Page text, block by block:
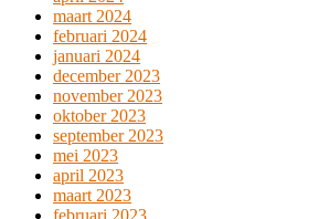
maart 2024
februari 2024
januari 2024
december 2023
november 2023
oktober 2023
september 2023
mei 2023
april 2023
maart 2023
februari 2023